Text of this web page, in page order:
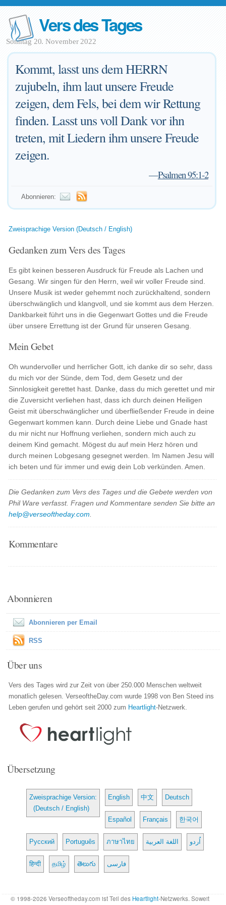
Vers des Tages
Sonntag 20. November 2022
Kommt, lasst uns dem HERRN
zujubeln, ihm laut unsere Freude
zeigen, dem Fels, bei dem wir Rettung
finden. Lasst uns voll Dank vor ihn
treten, mit Liedern ihm unsere Freude
zeigen.
—Psalmen 95:1-2
Abonnieren:
Zweisprachige Version (Deutsch / English)
Gedanken zum Vers des Tages
Es gibt keinen besseren Ausdruck für Freude als Lachen und
Gesang. Wir singen für den Herrn, weil wir voller Freude sind.
Unsere Musik ist weder gehemmt noch zurückhaltend, sondern
überschwänglich und klangvoll, und sie kommt aus dem Herzen.
Dankbarkeit führt uns in die Gegenwart Gottes und die Freude
über unsere Errettung ist der Grund für unseren Gesang.
Mein Gebet
Oh wundervoller und herrlicher Gott, ich danke dir so sehr, dass
du mich vor der Sünde, dem Tod, dem Gesetz und der
Sinnlosigkeit gerettet hast. Danke, dass du mich gerettet und mir
die Zuversicht verliehen hast, dass ich durch deinen Heiligen
Geist mit überschwänglicher und überfließender Freude in deine
Gegenwart kommen kann. Durch deine Liebe und Gnade hast
du mir nicht nur Hoffnung verliehen, sondern mich auch zu
deinem Kind gemacht. Mögest du auf mein Herz hören und
durch meinen Lobgesang gesegnet werden. Im Namen Jesu will
ich beten und für immer und ewig dein Lob verkünden. Amen.
Die Gedanken zum Vers des Tages und die Gebete werden von
Phil Ware verfasst. Fragen und Kommentare senden Sie bitte an
help@verseoftheday.com
Kommentare
Abonnieren
Abonnieren per Email
RSS
Über uns
Vers des Tages wird zur Zeit von über 250.000 Menschen weltweit
monatlich gelesen. VerseoftheDay.com wurde 1998 von Ben Steed ins
Leben gerufen und gehört seit 2000 zum Heartlight-Netzwerk.
Übersetzung
Zweisprachige Version:
(Deutsch / English)
English 中文 Deutsch
Español Français 한국어
Русский Português ภาษาไทย اللغة العربية اُردو
हिन्दी தமிழ் తెలుగు فارسی
© 1998-2026 Verseoftheday.com ist Teil des Heartlight-Netzwerks. Soweit